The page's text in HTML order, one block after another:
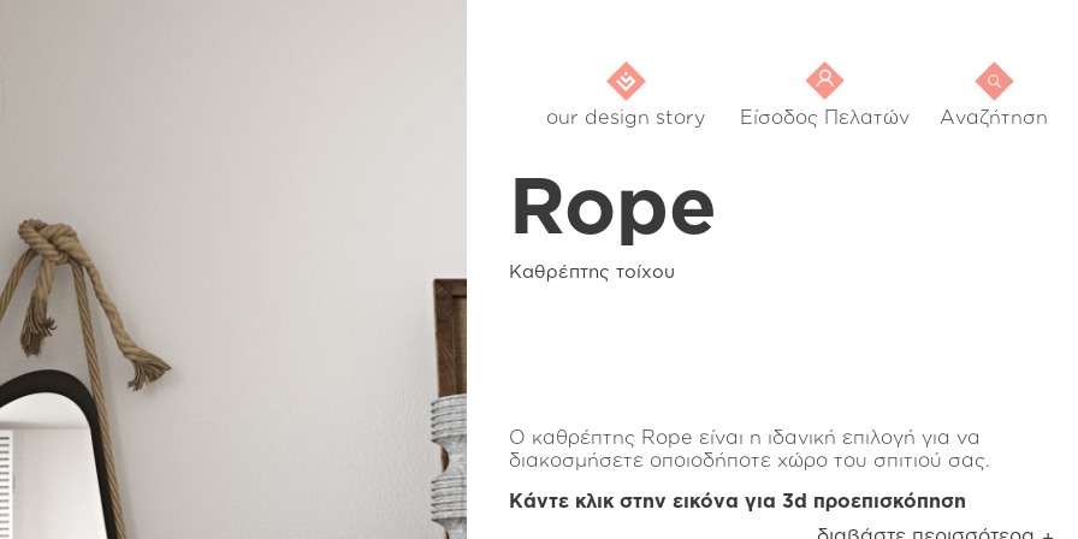
our design story Είσοδος Πελατών Αναζήτηση
Rope
Καθρέπτης τοίχου
Ο καθρέπτης Rope είναι η ιδανική επιλογή για να
διακοσμήσετε οποιοδήποτε χώρο του σπιτιού σας.
Κάντε κλικ στην εικόνα για 3d προεπισκόπηση